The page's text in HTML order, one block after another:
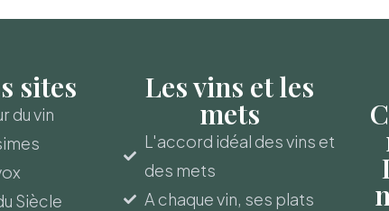
sites
du vin
Siècle
Les vins et les
mets
L'accord idéal des vins et
des mets
A chaque vin, ses plats